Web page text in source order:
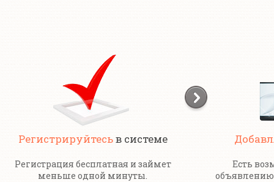
Регистрируйтесьв системе
Регистрация бесплатная и займет
меньше одной минуты.
Есть